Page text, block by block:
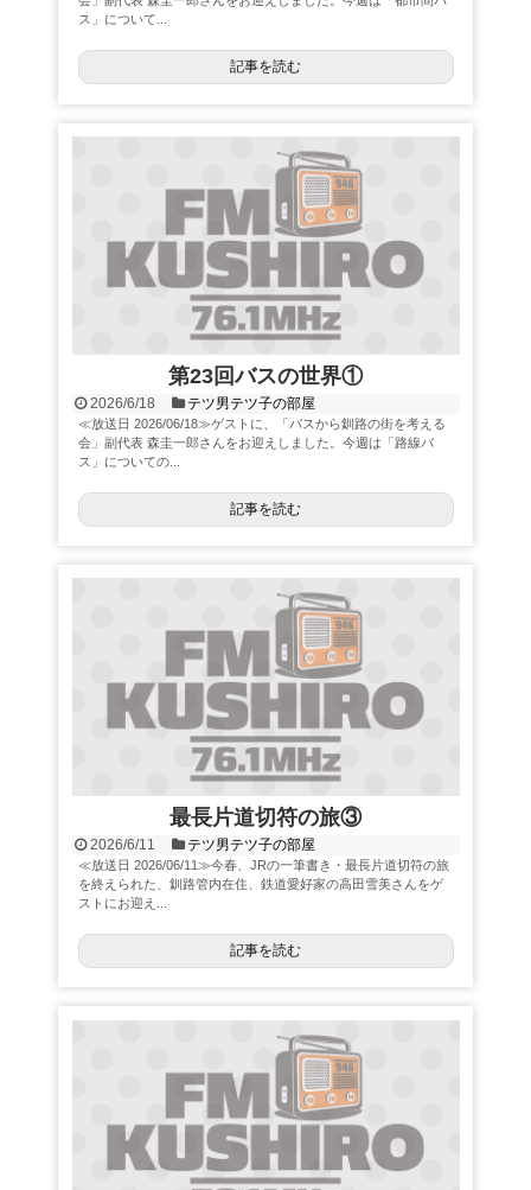
ス」について...
記事を読む
第23回バスの世界①
2026/6/18 テツ男テツ子の部屋
≪放送日 2026/06/18≫ゲストに、「バスから釧路の街を考える
会」副代表 森圭一郎さんをお迎えしました。今週は「路線バ
ス」についての...
記事を読む
最長片道切符の旅③
2026/6/11 テツ男テツ子の部屋
≪放送日 2026/06/11≫今春、JRの一筆書き・最長片道切符の旅
を終えられた、釧路管内在住、鉄道愛好家の高田雪美さんをゲ
ストにお迎え...
記事を読む